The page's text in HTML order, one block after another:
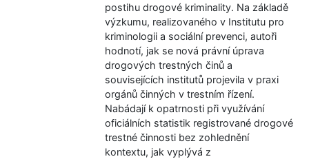
postihu drogové kriminality. Na základě
výzkumu, realizovaného v Institutu pro
kriminologii a sociální prevenci, autoři
hodnotí, jak se nová právní úprava
drogových trestných činů a
souvisejících institutů projevila v praxi
orgánů činných v trestním řízení.
Nabádají k opatrnosti při využívání
oficiálních statistik registrované drogové
trestné činnosti bez zohlednění
kontextu, jak vyplývá z